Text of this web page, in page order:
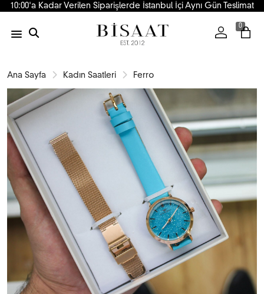
10:00'a Kadar Verilen Siparişlerde İstanbul İçi Aynı Gün Teslimat
0
Ana Sayfa Kadın Saatleri Ferro